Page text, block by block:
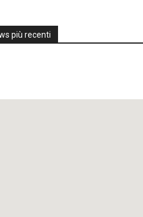
più recenti